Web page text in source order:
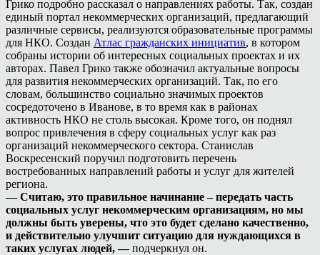
Грико подробно рассказал о направлениях работы. Так, создан
единый портал некоммерческих организаций, предлагающий
различные сервисы, реализуются образовательные программы
для НКО. Создан Атлас гражданских инициатив, в котором
собраны истории об интересных социальных проектах и их
авторах. Павел Грико также обозначил актуальные вопросы
для развития некоммерческих организаций. Так, по его
словам, большинство социально значимых проектов
сосредоточено в Иванове, в то время как в районах
активность НКО не столь высокая. Кроме того, он поднял
вопрос привлечения в сферу социальных услуг как раз
организаций некоммерческого сектора. Станислав
Воскресенский поручил подготовить перечень
востребованных направлений работы и услуг для жителей
региона.
— Считаю, это правильное начинание – передать часть
социальных услуг некоммерческим организациям, но мы
должны быть уверены, что это будет сделано качественно,
и действительно улучшит ситуацию для нуждающихся в
таких услугах людей, —подчеркнул он.